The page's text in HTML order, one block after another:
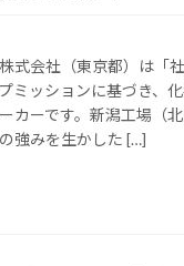
式会社（東京都）は「
ミッションに基づき、
カーです。新潟工場（
強みを生かした […]